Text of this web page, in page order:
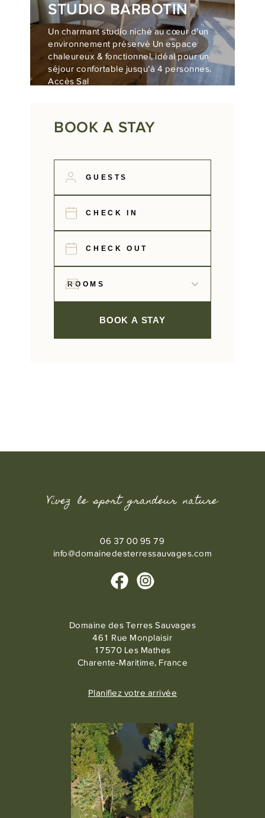
STUDIO BARBOTIN
Un charmant studio niché au cœur d’un
environnement préservé Un espace
chaleureux & fonctionnel, idéal pour un
séjour confortable jusqu’à 4 personnes.
Accès Sal
BOOK A STAY
BOOK A STAY
Domaine des Terres Sauvages
461 Rue Monplaisir
17570 Les Mathes
Charente-Maritime, France
Planifiez votre arrivée
Vivez le sport grandeur nature
06 37 00 95 79
info@domainedesterressauvages.com